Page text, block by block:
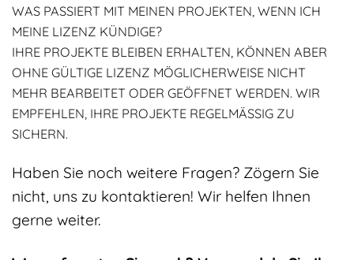
WAS PASSIERT MIT MEINEN PROJEKTEN, WENN ICH
MEINE LIZENZ KÜNDIGE?
IHRE PROJEKTE BLEIBEN ERHALTEN, KÖNNEN ABER
OHNE GÜLTIGE LIZENZ MÖGLICHERWEISE NICHT
MEHR BEARBEITET ODER GEÖFFNET WERDEN. WIR
EMPFEHLEN, IHRE PROJEKTE REGELMÄSSIG ZU S
ICHERN.
Haben Sie noch weitere Fragen? Zögern Sie
nicht, uns zu kontaktieren! Wir helfen Ihnen
gerne weiter.